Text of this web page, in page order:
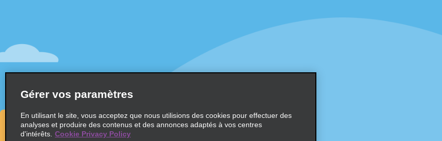
Réservations
Faire une réservation
Enregistrement accéléré
Ne pas passer par le comptoir
Trajets passés / Reçus
Véhicules
internationale
Gérer vos paramètres
En utilisant le site, vous acceptez que nous utilisions des cookies pour effectuer des
analyses et produire des contenus et des annonces adaptés à vos centres
d'intérêts. Cookie Privacy Policy